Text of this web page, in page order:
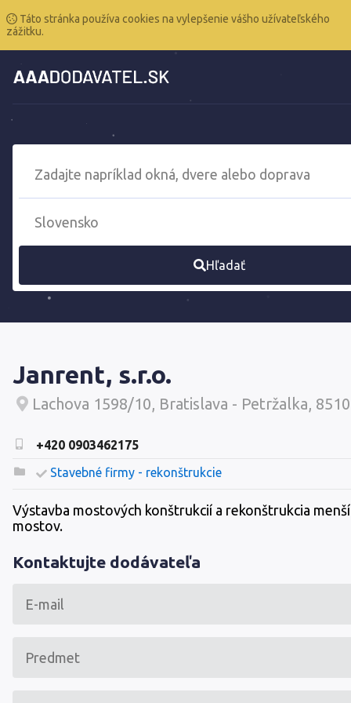
Táto stránka používa cookies na vylepšenie vášho užívateľského
zážitku.
Hľadať
Janrent, s.r.o.
Lachova 1598/10, Bratislava - Petržalka,
+420 0903462175
Stavebné firmy - rekonštrukcie
Výstavba mostových konštrukcií a rekonštrukcia
mostov.
Kontaktujte dodávateľa